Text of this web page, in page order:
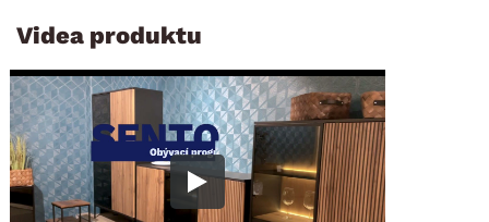
Videa produktu